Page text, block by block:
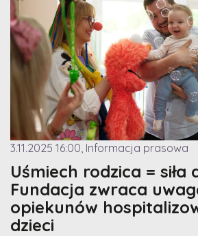
3.11.2025 16:00, Informacja prasowa
Uśmiech rodzica = siła
Fundacja zwraca
opiekunów
dzieci